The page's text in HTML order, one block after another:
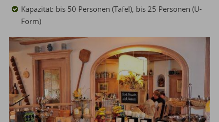
Kapazität: bis 50 Personen (Tafel), bis 25 Personen (U-
Form)